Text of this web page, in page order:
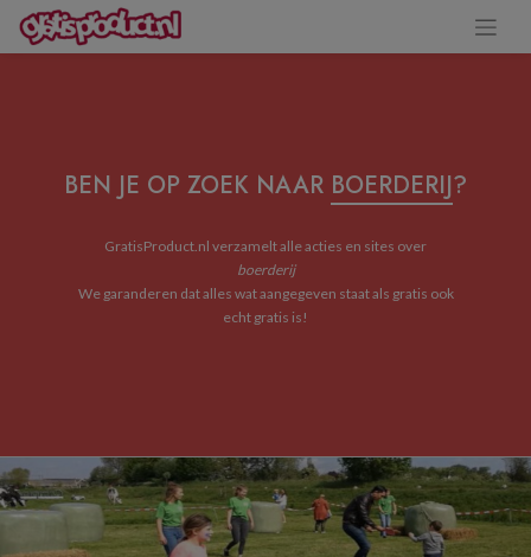
BEN JE OP ZOEK NAAR BOERDERIJ?
GratisProduct.nl verzamelt alle acties en sites over
boerderij
We garanderen dat alles wat aangegeven staat als gratis ook
echt gratis is!